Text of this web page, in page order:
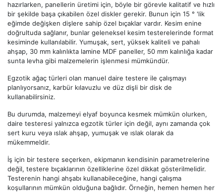
hazırlarken, panellerin üretimi için, böyle bir görevle kalitatif ve hızlı
bir şekilde başa çıkabilen özel diskler gerekir. Bunun için 15 ° 'lik
eğimde değişken dişlere sahip özel bıçaklar vardır. Kesim enine
doğrultuda sağlanır, bunlar geleneksel kesim testerelerinde format
kesiminde kullanılabilir. Yumuşak, sert, yüksek kaliteli ve pahalı
ahşap, 30 mm kalınlıkta lamine MDF paneller, 50 mm kalınlığa kadar
sunta levha gibi malzemelerin işlenmesi mümkündür.
Egzotik ağaç türleri olan manuel daire testere ile çalışmayı
planlıyorsanız, karbür kılavuzlu ve düz dişli bir disk de
kullanabilirsiniz.
Bu durumda, malzemeyi elyaf boyunca kesmek mümkün olurken,
daire testeresi yalnızca egzotik türler için değil, aynı zamanda çok
sert kuru veya ıslak ahşap, yumuşak ve ıslak olarak da
mükemmeldir.
İş için bir testere seçerken, ekipmanın kendisinin parametrelerine
değil, testere bıçaklarının özelliklerine özel dikkat gösterilmelidir.
Testerenin hangi ahşabı kullanabileceğine, hangi çalışma
koşullarının mümkün olduğuna bağlıdır. Örneğin, hemen hemen her